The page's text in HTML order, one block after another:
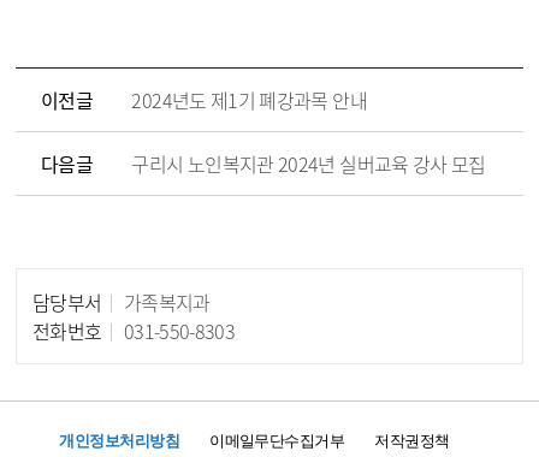
이전글 2024년도 제1기 폐강과목 안내
다음글 구리시 노인복지관 2024년 실버교육 강사 모집
담당부서
가족복지과
전화번호
031-550-8303
개인정보처리방침 이메일무단수집거부
저작권정책